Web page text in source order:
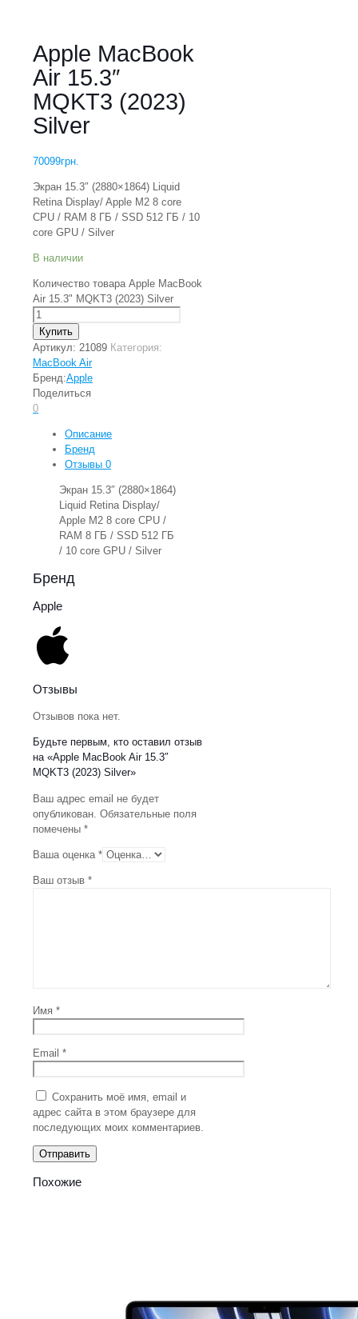
Apple MacBook
Air 15.3″
MQKT3 (2023)
Silver
70099грн.
Экран 15.3″ (2880×1864) Liquid
Retina Display/ Apple M2 8 core
CPU / RAM 8 ГБ / SSD 512 ГБ / 10
core GPU / Silver
В наличии
Количество товара Apple MacBook
Air 15.3" MQKT3 (2023) Silver
Купить
Артикул: 21089 Категория:
MacBook Air
Бренд:Apple
Поделиться
0
Описание
Бренд
Отзывы 0
Экран 15.3″ (2880×1864)
Liquid Retina Display/
Apple M2 8 core CPU /
RAM 8 ГБ / SSD 512 ГБ
/ 10 core GPU / Silver
Бренд
Apple
Отзывы
Отзывов пока нет.
Будьте первым, кто оставил отзыв
на «Apple MacBook Air 15.3″
MQKT3 (2023) Silver»
Ваш адрес email не будет
опубликован. Обязательные поля
помечены *
Ваша оценка *
Ваш отзыв *
Имя *
Email *
Сохранить моё имя, email и
адрес сайта в этом браузере для
последующих моих комментариев.
Похожие